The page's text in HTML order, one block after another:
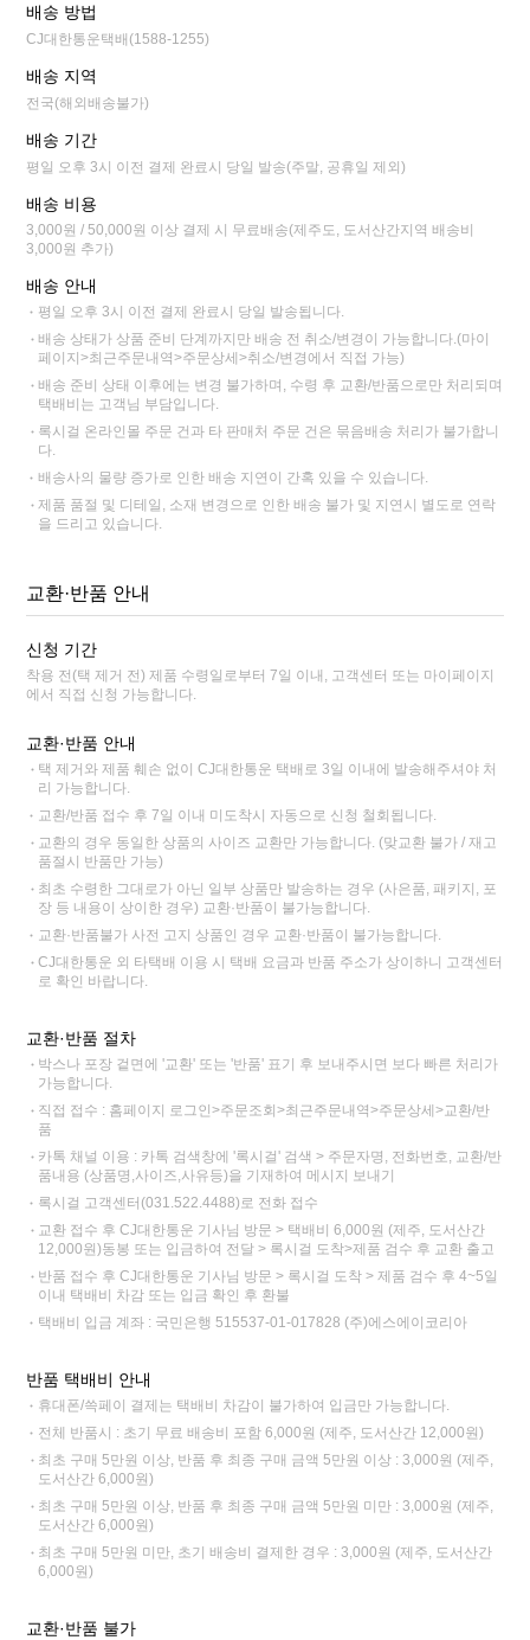
배송 방법
CJ대한통운택배(1588-1255)
배송 지역
전국(해외배송불가)
배송 기간
평일 오후 3시 이전 결제 완료시 당일 발송(주말, 공휴일 제외)
배송 비용
3,000원 / 50,000원 이상 결제 시 무료배송(제주도, 도서산간지역 배송비
3,000원 추가)
배송 안내
평일 오후 3시 이전 결제 완료시 당일 발송됩니다.
배송 상태가 상품 준비 단계까지만 배송 전 취소/변경이 가능합니다.(마이
페이지>최근주문내역>주문상세>취소/변경에서 직접 가능)
배송 준비 상태 이후에는 변경 불가하며, 수령 후 교환/반품으로만 처리되며
택배비는 고객님 부담입니다.
록시걸 온라인몰 주문 건과 타 판매처 주문 건은 묶음배송 처리가 불가합니
다.
배송사의 물량 증가로 인한 배송 지연이 간혹 있을 수 있습니다.
제품 품절 및 디테일, 소재 변경으로 인한 배송 불가 및 지연시 별도로 연락
을 드리고 있습니다.
교환·반품 안내
신청 기간
착용 전(택 제거 전) 제품 수령일로부터 7일 이내, 고객센터 또는 마이페이지
에서 직접 신청 가능합니다.
교환·반품 안내
택 제거와 제품 훼손 없이 CJ대한통운 택배로 3일 이내에 발송해주셔야 처
리 가능합니다.
교환/반품 접수 후 7일 이내 미도착시 자동으로 신청 철회됩니다.
교환의 경우 동일한 상품의 사이즈 교환만 가능합니다. (맞교환 불가 / 재고
품절시 반품만 가능)
최초 수령한 그대로가 아닌 일부 상품만 발송하는 경우 (사은품, 패키지, 포
장 등 내용이 상이한 경우) 교환·반품이 불가능합니다.
교환·반품불가 사전 고지 상품인 경우 교환·반품이 불가능합니다.
CJ대한통운 외 타택배 이용 시 택배 요금과 반품 주소가 상이하니 고객센터
로 확인 바랍니다.
교환·반품 절차
박스나 포장 겉면에 '교환' 또는 '반품' 표기 후 보내주시면 보다 빠른 처리가
가능합니다.
직접 접수 : 홈페이지 로그인>주문조회>최근주문내역>주문상세>교환/반
품
카톡 채널 이용 : 카톡 검색창에 '록시걸' 검색 > 주문자명, 전화번호, 교환/반
품내용 (상품명,사이즈,사유등)을 기재하여 메시지 보내기
록시걸 고객센터(031.522.4488)로 전화 접수
교환 접수 후 CJ대한통운 기사님 방문 > 택배비 6,000원 (제주, 도서산간
12,000원)동봉 또는 입금하여 전달 > 록시걸 도착>제품 검수 후 교환 출고
반품 접수 후 CJ대한통운 기사님 방문 > 록시걸 도착 > 제품 검수 후 4~5일
이내 택배비 차감 또는 입금 확인 후 환불
택배비 입금 계좌 : 국민은행 515537-01-017828 (주)에스에이코리아
반품 택배비 안내
휴대폰/쓱페이 결제는 택배비 차감이 불가하여 입금만 가능합니다.
전체 반품시 : 초기 무료 배송비 포함 6,000원 (제주, 도서산간 12,000원)
최초 구매 5만원 이상, 반품 후 최종 구매 금액 5만원 이상 : 3,000원 (제주,
도서산간 6,000원)
최초 구매 5만원 이상, 반품 후 최종 구매 금액 5만원 미만 : 3,000원 (제주,
도서산간 6,000원)
최초 구매 5만원 미만, 초기 배송비 결제한 경우 : 3,000원 (제주, 도서산간
6,000원)
교환·반품 불가